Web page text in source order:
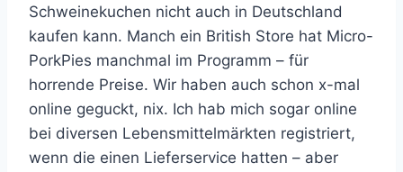
Schweinekuchen nicht auch in Deutschland
kaufen kann. Manch ein British Store hat Micro-
PorkPies manchmal im Programm – für
horrende Preise. Wir haben auch schon x-mal
online geguckt, nix. Ich hab mich sogar online
bei diversen Lebensmittelmärkten registriert,
wenn die einen Lieferservice hatten – aber